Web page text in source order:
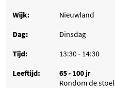
Nieuwland
Dinsdag
13:30 - 14:30
65 - 100 jr
Rondom de stoel